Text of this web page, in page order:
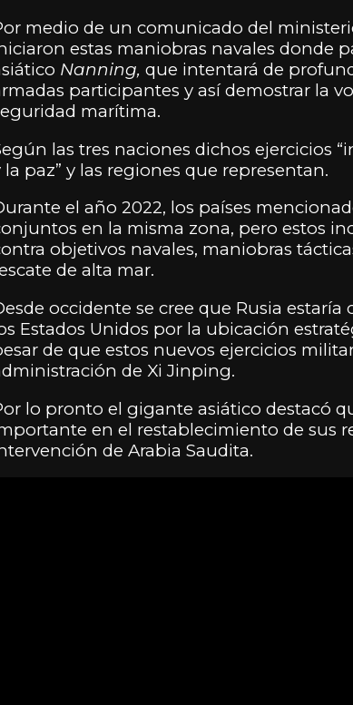
medio de un comunicado del
estas maniobras navales donde
Nanning, que intentará de
participantes y así demostrar la
marítima.
las tres naciones dichos ejercicios
la paz” y las regiones que representan.
el año 2022, los países
en la misma zona, pero estos
objetivos navales, maniobras
de alta mar.
occidente se cree que Rusia
Estados Unidos por la ubicación
de que estos nuevos ejercicios
de Xi Jinping.
lo pronto el gigante asiático destacó
en el restablecimiento de sus
de Arabia Saudita.